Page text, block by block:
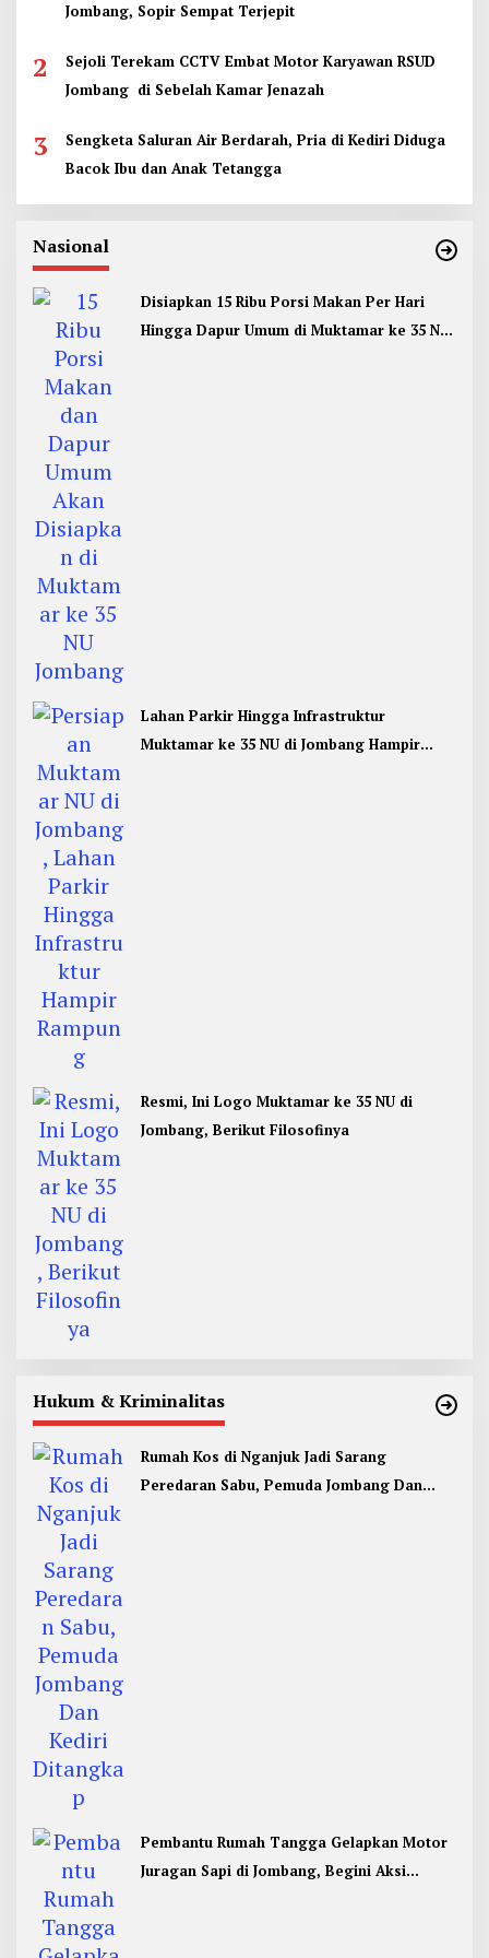
Jombang, Sopir Sempat Terjepit
2
Sejoli Terekam CCTV Embat Motor Karyawan RSUD
Jombang di Sebelah Kamar Jenazah
3
Sengketa Saluran Air Berdarah, Pria di Kediri Diduga
Bacok Ibu dan Anak Tetangga
Nasional
Disiapkan 15 Ribu Porsi Makan Per Hari
Hingga Dapur Umum di Muktamar ke 35 NU
Lahan Parkir Hingga Infrastruktur
Muktamar ke 35 NU di Jombang Hampir
Resmi, Ini Logo Muktamar ke 35 NU di
Jombang, Berikut Filosofinya
Hukum & Kriminalitas
Rumah Kos di Nganjuk Jadi Sarang
Peredaran Sabu, Pemuda Jombang Dan
Pembantu Rumah Tangga Gelapkan Motor
Juragan Sapi di Jombang, Begini Aksi